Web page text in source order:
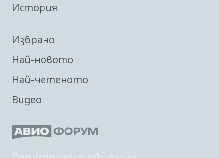
История
Избрано
Най-новото
Най-четеното
Видео